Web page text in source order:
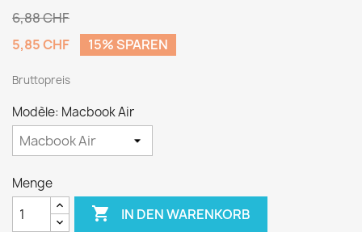
6,88 CHF
5,85 CHF
15% SPAREN
Bruttopreis
Modèle: Macbook Air
Menge
 IN DEN WARENKORB